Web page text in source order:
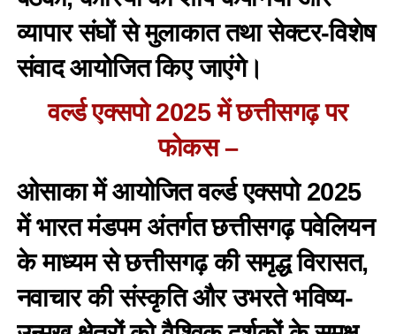
व्यापार संघों से मुलाकात तथा सेक्टर-विशेष
संवाद आयोजित किए जाएंगे।
वर्ल्ड एक्सपो 2025 में छत्तीसगढ़ पर
फोकस –
ओसाका में आयोजित वर्ल्ड एक्सपो 2025
में भारत मंडपम अंतर्गत छत्तीसगढ़ पवेलियन
के माध्यम से छत्तीसगढ़ की समृद्ध विरासत,
नवाचार की संस्कृति और उभरते भविष्य-